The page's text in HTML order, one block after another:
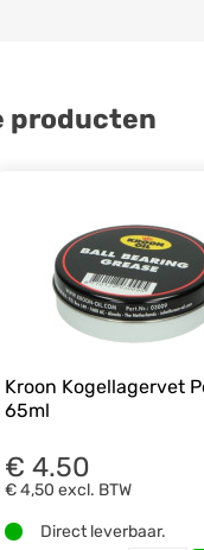
producten
Kroon Kogellagervet
65ml
€ 4.50
€ 4,50 excl. BTW
Direct leverbaar.